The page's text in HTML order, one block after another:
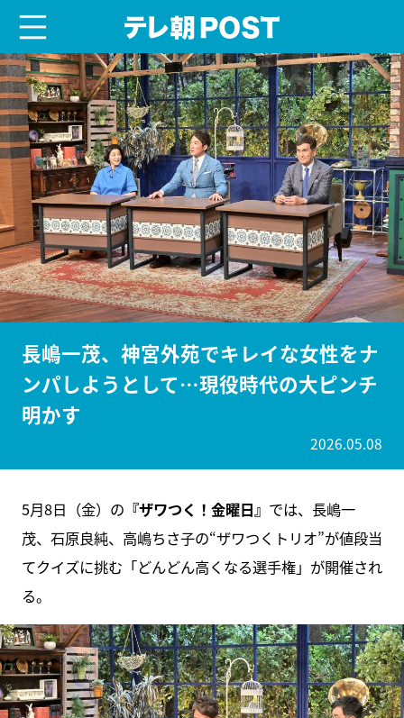
長嶋一茂、神宮外苑でキレイな女性をナ
ンパしようとして…現役時代の大ピンチ
明かす
2026.05.08
5月8日（金）の 『ザワつく！金曜日』 では、長嶋一
茂、石原良純、高嶋ちさ子の“ザワつくトリオ”が値段当
てクイズに挑む「どんどん高くなる選手権」が開催され
る。